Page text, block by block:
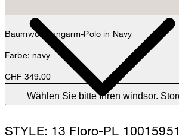
Baumwoll-Langarm-Polo in Navy
Farbe: navy
CHF 349.00
STYLE: 13 Floro-PL 10015951